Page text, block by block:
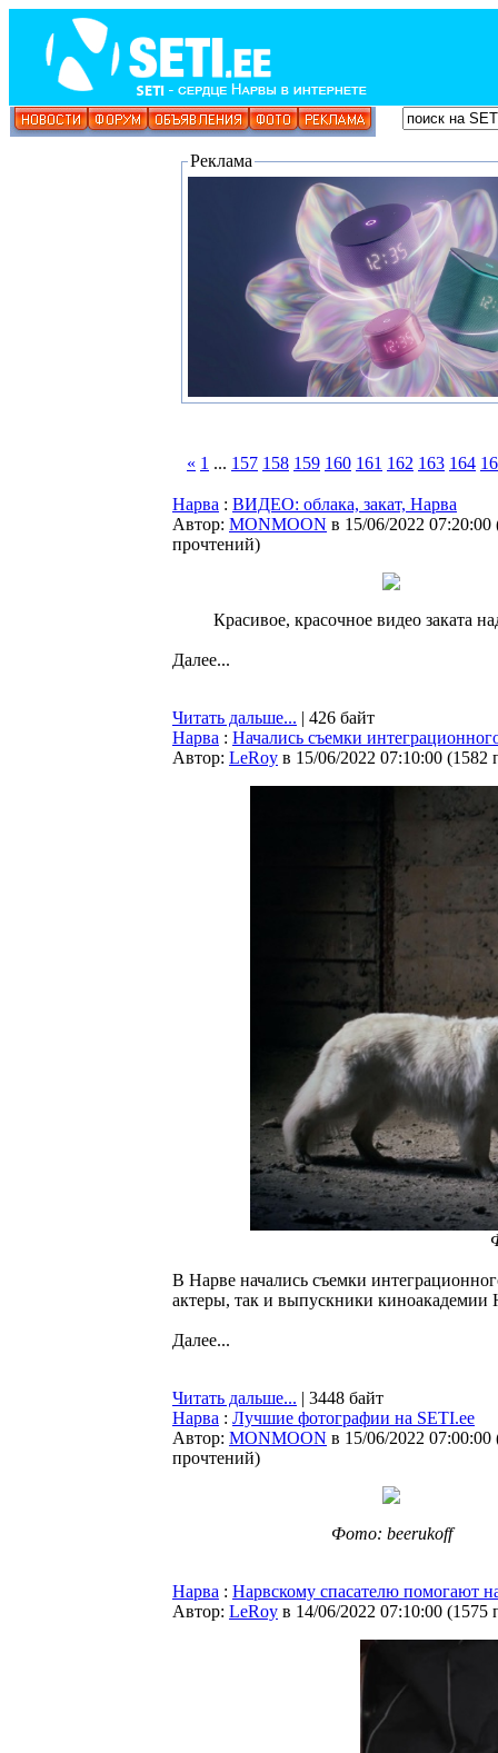
Реклама
« 1 ... 157 158 159 160 161 162 163 164
Нарва : ВИДЕО: облака, закат, Нарва
Автор: MONMOON в 15/06/2022 07:20:00
прочтений)
Красивое, красочное видео заката
Далее...
Читать дальше... | 426 байт
Нарва : Начались съемки
Автор: LeRoy в 15/06/2022 07:10:00 (1582
В Нарве начались съемки
актеры, так и выпускники киноакадемии
Далее...
Читать дальше... | 3448 байт
Нарва : Лучшие фотографии на SETI.ee
Автор: MONMOON в 15/06/2022 07:00:00
прочтений)
Фото: beerukoff
Нарва : Нарвскому спасателю помогают
Автор: LeRoy в 14/06/2022 07:10:00 (1575